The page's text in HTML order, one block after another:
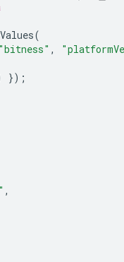
(
"bitness" ,
});
,